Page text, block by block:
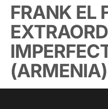
FRANK EL
(ARMENIA)